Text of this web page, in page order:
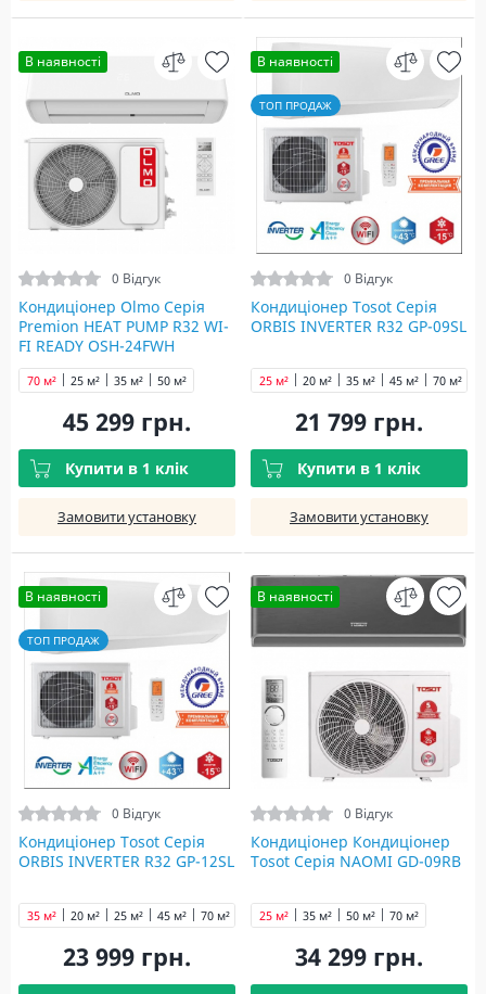
В наявності
0 Відгук
Кондиціонер Olmo Серія
Premion HEAT PUMP R32 WI-
FI READY OSH-24FWH
25 м² 35 м² 50 м²
70 м²
45 299 грн.
Купити в 1 клік
Замовити установку
В наявності
ТОП ПРОДАЖ
0 Відгук
Кондиціонер Tosot Серія
ORBIS INVERTER R32 GP-09SL
20 м²
25 м² 35 м² 45 м² 70 м²
21 799 грн.
Купити в 1 клік
Замовити установку
В наявності
ТОП ПРОДАЖ
0 Відгук
Кондиціонер Tosot Серія
ORBIS INVERTER R32 GP-12SL
20 м² 25 м²
35 м² 45 м² 70 м²
23 999 грн.
В наявності
0 Відгук
Кондиціонер Кондиціонер
Tosot Серія NAOMI GD-09RB
25 м² 35 м² 50 м² 70 м²
34 299 грн.